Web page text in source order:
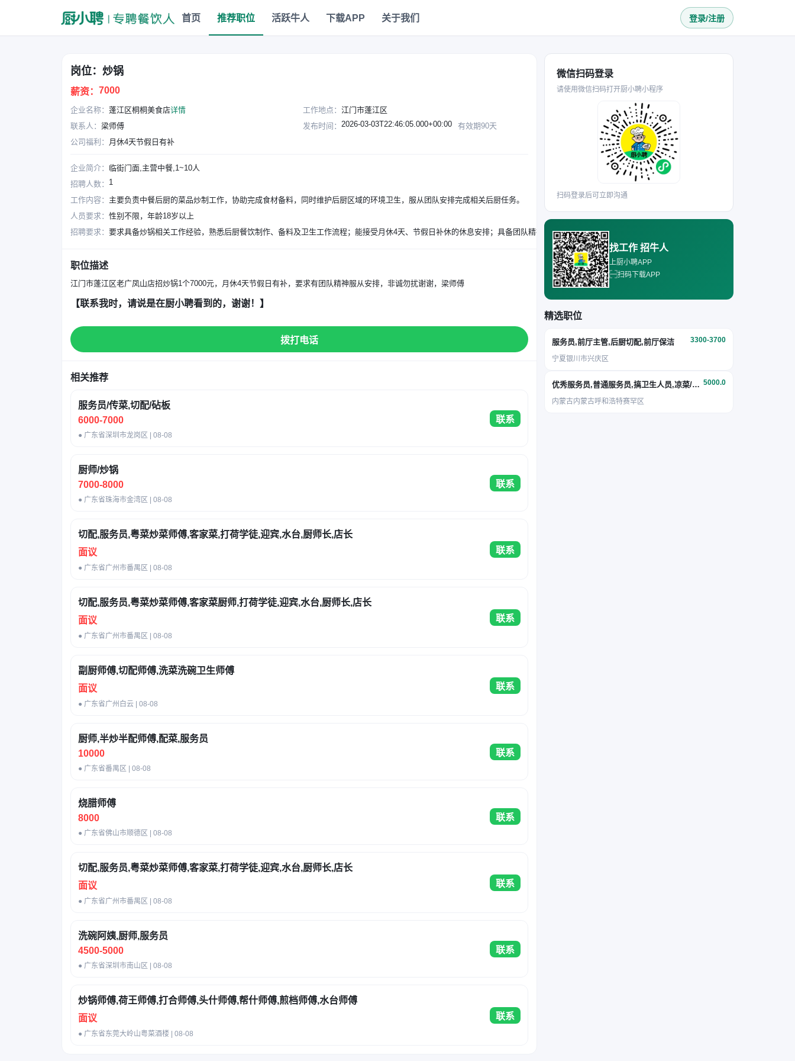
岗位：炒锅
薪资： 7000
企业名称： 蓬江区桐桐美食店详情 工作地点： 江门市蓬江区
联系人： 梁师傅 发布时间： 2026-03-03T22:46:05.000+00:00
有效期90天
公司福利： 月休4天节假日有补
企业简介： 临街门面,主营中餐,1~10人
招聘人数： 1
工作内容： 主要负责中餐后厨的菜品炒制工作，协助完成食材备料，同时维护后厨区域的环境卫生，服从团队安排完成相关后厨任务。
人员要求： 性别不限，年龄18岁以上
招聘要求：
职位描述
江门市蓬江区老广凤山店招炒锅1个7000元，月休4天节假日有补，要求有团队精神服从安排，非诚勿扰谢谢，梁师傅
【联系我时，请说是在厨小聘看到的，谢谢！】
拨打电话
相关推荐
服务员/传菜,切配/砧板
6000-7000
● 广东省深圳市龙岗区 | 08-08
联系
厨师/炒锅
7000-8000
● 广东省珠海市金湾区 | 08-08
联系
切配,服务员,粤菜炒菜师傅,客家菜,打荷学徒,迎宾,水台,厨师长,店长
面议
● 广东省广州市番禺区 | 08-08
联系
切配,服务员,粤菜炒菜师傅,客家菜厨师,打荷学徒,迎宾,水台,厨师长,店长
面议
● 广东省广州市番禺区 | 08-08
联系
副厨师傅,切配师傅,洗菜洗碗卫生师傅
面议
● 广东省广州白云 | 08-08
联系
厨师,半炒半配师傅,配菜,服务员
10000
● 广东省番禺区 | 08-08
联系
烧腊师傅
8000
● 广东省佛山市顺德区 | 08-08
联系
切配,服务员,粤菜炒菜师傅,客家菜,打荷学徒,迎宾,水台,厨师长,店长
面议
● 广东省广州市番禺区 | 08-08
联系
洗碗阿姨,厨师,服务员
4500-5000
● 广东省深圳市南山区 | 08-08
联系
炒锅师傅,荷王师傅,打合师傅,头什师傅,帮什师傅,煎档师傅,水台师傅
面议
● 广东省东莞大岭山粤菜酒楼 | 08-08
联系
微信扫码登录
请使用微信扫码打开厨小聘小程序
扫码登录后可立即沟通
找工作 招牛人
上厨小聘APP
扫码下载APP
精选职位
服务员,前厅主管,后厨切配,前厅保洁 3300-3700
宁夏银川市兴庆区
优秀服务员,普通服务员,搞卫生人员,凉菜/面点 5000.0
内蒙古内蒙古呼和浩特赛罕区
首页 推荐职位 活跃牛人 下载APP 关于我们 登录/注册